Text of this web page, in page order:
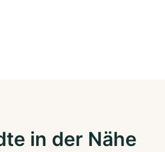
in der Nähe